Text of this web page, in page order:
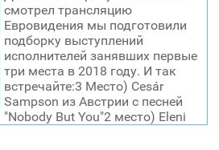
смотрел трансляцию
Евровидения мы подготовили
подборку выступлений
исполнителей занявших первые
три места в 2018 году. И так
встречайте:3 Место) Cesár
Sampson из Австрии с песней
"Nobody But You"2 место) Eleni